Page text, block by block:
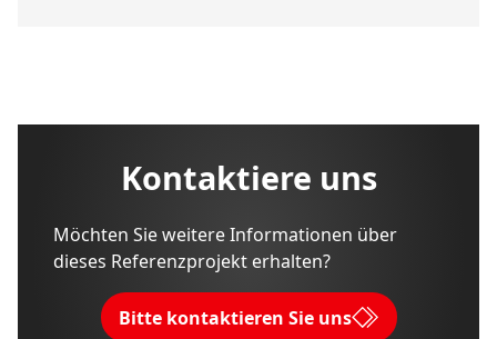
Kontaktiere uns
Möchten Sie weitere Informationen über
dieses Referenzprojekt erhalten?
Bitte kontaktieren Sie uns